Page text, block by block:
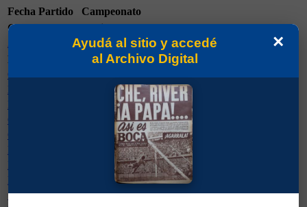
Fecha Partido
Campeonato
Campeonato
Partidos Jugados Goles Marcados
Amistosos 1928
11
2
Rival
Partidos Jugados
Quilmes
1
1
Combinado Local
1
Combinado River/Sp. Bs. As.
1
1
1
1
San Fernando
1
0
×
Ayudá al sitio y accedé
al Archivo Digital